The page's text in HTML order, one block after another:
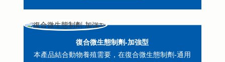
復合微生態制劑-加強型
本產品結合動物養殖需要，在復合微生態制劑-通用